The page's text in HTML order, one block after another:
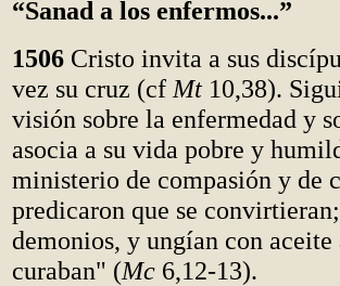
“Sanad a los enfermos...”
1506 Cristo invita a sus
vez su cruz (cf Mt 10,38).
visión sobre la enfermedad y
asocia a su vida pobre y
ministerio de compasión y de
predicaron que se
demonios, y ungían con
curaban" (Mc 6,12-13).